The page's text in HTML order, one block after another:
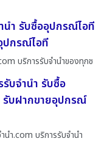
นำ รับซื้ออุปกรณ์ไอที
ปกรณ์ไอที
บริการรับจำนำของทุกช
บจำนำ รับซื้อ
รับฝากขายอุปกรณ์
นํา.com บริการรับจำนำ